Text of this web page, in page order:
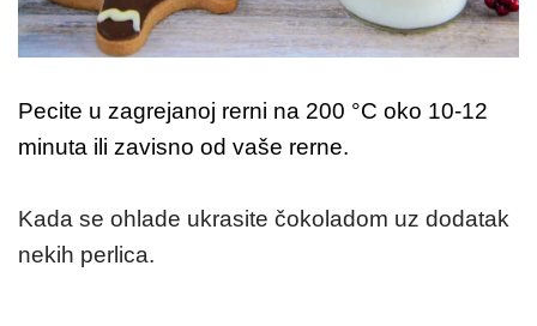
Pecite u zagrejanoj rerni na 200 °C oko 10-12
minuta ili zavisno od vaše rerne.
Kada se ohlade ukrasite čokoladom uz dodatak
nekih perlica.